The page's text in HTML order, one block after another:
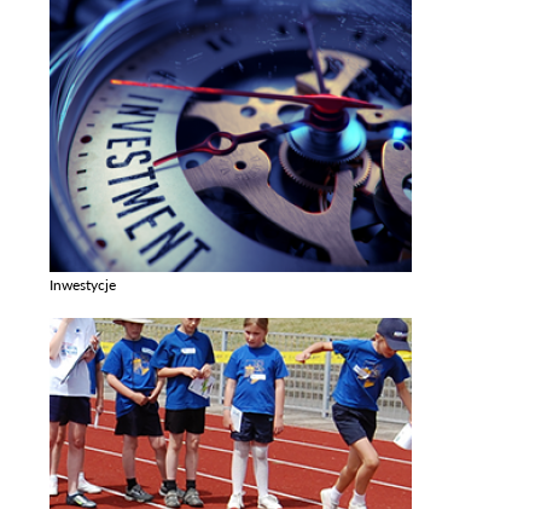
Inwestycje